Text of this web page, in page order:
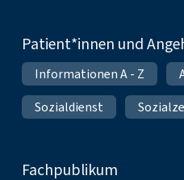
Patient*innen und
Informationen A - Z
Sozialdienst
Fachpublikum